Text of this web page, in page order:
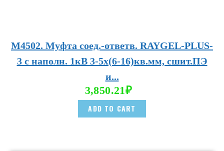
М4502. Муфта соед.-ответв. RAYGEL-PLUS-
3 с наполн. 1кВ 3-5х(6-16)кв.мм, сшит.ПЭ
и...
3,850.21₽
ADD TO CART